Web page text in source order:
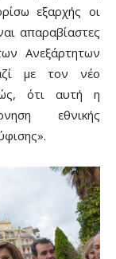
εξαρχής οι
απαραβίαστες
Ανεξάρτητων
με τον νέο
ότι αυτή η
εθνικής